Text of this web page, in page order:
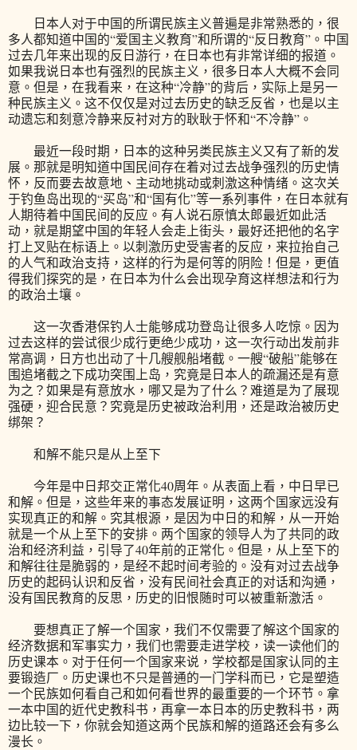
日本人对于中国的所谓民族主义普遍是非常熟悉的，很
多人都知道中国的“爱国主义教育”和所谓的“反日教育”。中国
过去几年来出现的反日游行，在日本也有非常详细的报道。
如果我说日本也有强烈的民族主义，很多日本人大概不会同
意。但是，在我看来，在这种“冷静”的背后，实际上是另一
种民族主义。这不仅仅是对过去历史的缺乏反省，也是以主
动遗忘和刻意冷静来反衬对方的耿耿于怀和“不冷静”。
最近一段时期，日本的这种另类民族主义又有了新的发
展。那就是明知道中国民间存在着对过去战争强烈的历史情
怀，反而要去故意地、主动地挑动或刺激这种情绪。这次关
于钓鱼岛出现的“买岛”和“国有化”等一系列事件，在日本就有
人期待着中国民间的反应。有人说石原慎太郎最近如此活
动，就是期望中国的年轻人会走上街头，最好还把他的名字
打上叉贴在标语上。以刺激历史受害者的反应，来拉抬自己
的人气和政治支持，这样的行为是何等的阴险！但是，更值
得我们探究的是，在日本为什么会出现孕育这样想法和行为
的政治土壤。
这一次香港保钓人士能够成功登岛让很多人吃惊。因为
过去这样的尝试很少成行更绝少成功，这一次行动出发前非
常高调，日方也出动了十几艘舰船堵截。一艘“破船”能够在
围追堵截之下成功突围上岛，究竟是日本人的疏漏还是有意
为之？如果是有意放水，哪又是为了什么？难道是为了展现
强硬，迎合民意？究竟是历史被政治利用，还是政治被历史
绑架？
和解不能只是从上至下
今年是中日邦交正常化40周年。从表面上看，中日早已
和解。但是，这些年来的事态发展证明，这两个国家远没有
实现真正的和解。究其根源，是因为中日的和解，从一开始
就是一个从上至下的安排。两个国家的领导人为了共同的政
治和经济利益，引导了40年前的正常化。但是，从上至下的
和解往往是脆弱的，是经不起时间考验的。没有对过去战争
历史的起码认识和反省，没有民间社会真正的对话和沟通，
没有国民教育的反思，历史的旧恨随时可以被重新激活。
要想真正了解一个国家，我们不仅需要了解这个国家的
经济数据和军事实力，我们也需要走进学校，读一读他们的
历史课本。对于任何一个国家来说，学校都是国家认同的主
要锻造厂。历史课也不只是普通的一门学科而已，它是塑造
一个民族如何看自己和如何看世界的最重要的一个环节。拿
一本中国的近代史教科书，再拿一本日本的历史教科书，两
边比较一下，你就会知道这两个民族和解的道路还会有多么
漫长。